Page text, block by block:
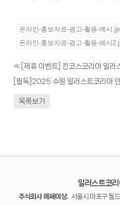
온라인-홍보자료-광고-활용-예시
온라인-홍보자료-광고-활용-예시
«
목록보기
일러스트코
주식회사 메쎄이상. 서울시 마포구 월